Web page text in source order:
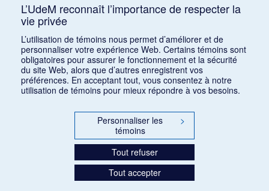
L’UdeM reconnaît l’importance de respecter la
vie privée
L’utilisation de témoins nous permet d’améliorer et de
personnaliser votre expérience Web. Certains témoins sont
obligatoires pour assurer le fonctionnement et la sécurité
du site Web, alors que d’autres enregistrent vos
préférences. En acceptant tout, vous consentez à notre
utilisation de témoins pour mieux répondre à vos besoins.
Personnaliser les
témoins
>
Tout refuser
Tout accepter